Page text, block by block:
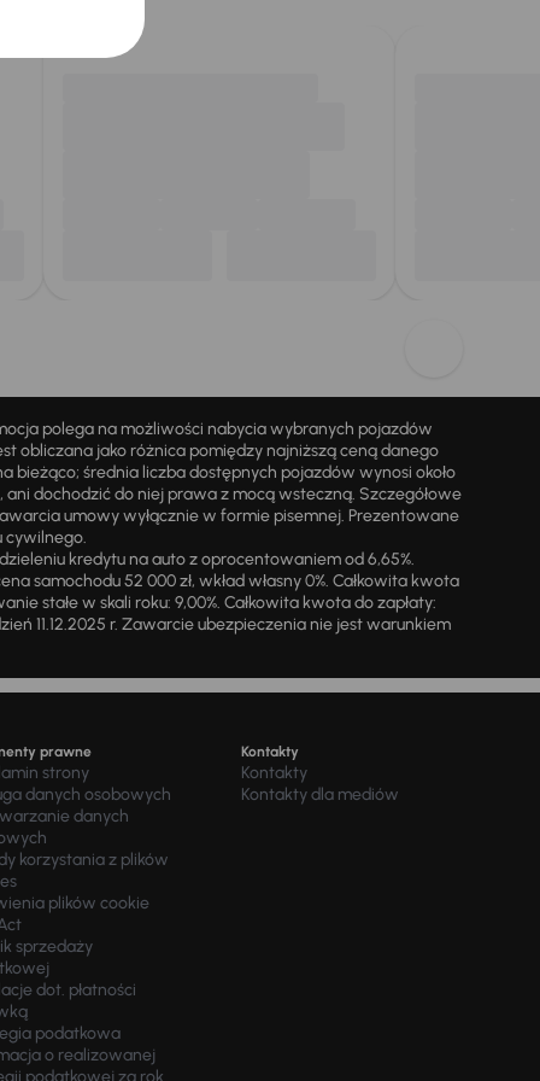
polega na możliwości nabycia wybranych pojazdów
obliczana jako różnica pomiędzy najniższą ceną danego
bieżąco; średnia liczba dostępnych pojazdów wynosi około
dochodzić do niej prawa z mocą wsteczną. Szczegółowe
umowy wyłącznie w formie pisemnej. Prezentowane
cywilnego.
kredytu na auto z oprocentowaniem od 6,65%.
samochodu 52 000 zł, wkład własny 0%. Całkowita kwota
stałe w skali roku: 9,00%. Całkowita kwota do zapłaty:
11.12.2025 r. Zawarcie ubezpieczenia nie jest warunkiem
prawne
strony
danych osobowych
danych
korzystania z plików
plików cookie
sprzedaży
dot. płatności
podatkowa
o realizowanej
podatkowej za rok
Kontakty
Kontakty
Kontakty dla mediów